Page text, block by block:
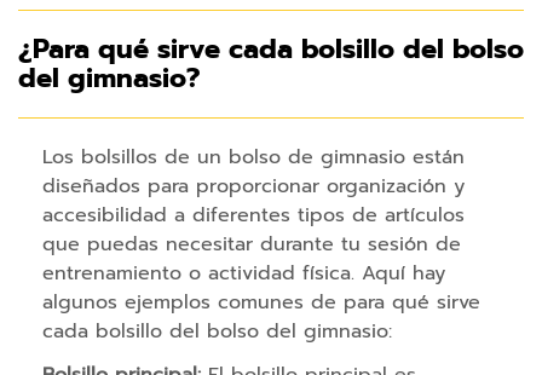
á
m
b
¿Para qué sirve cada bolsillo del bolso
del gimnasio?
Los bolsillos de un bolso de gimnasio están
diseñados para proporcionar organización y
accesibilidad a diferentes tipos de artículos
que puedas necesitar durante tu sesión de
entrenamiento o actividad física. Aquí hay
algunos ejemplos comunes de para qué sirve
cada bolsillo del bolso del gimnasio: